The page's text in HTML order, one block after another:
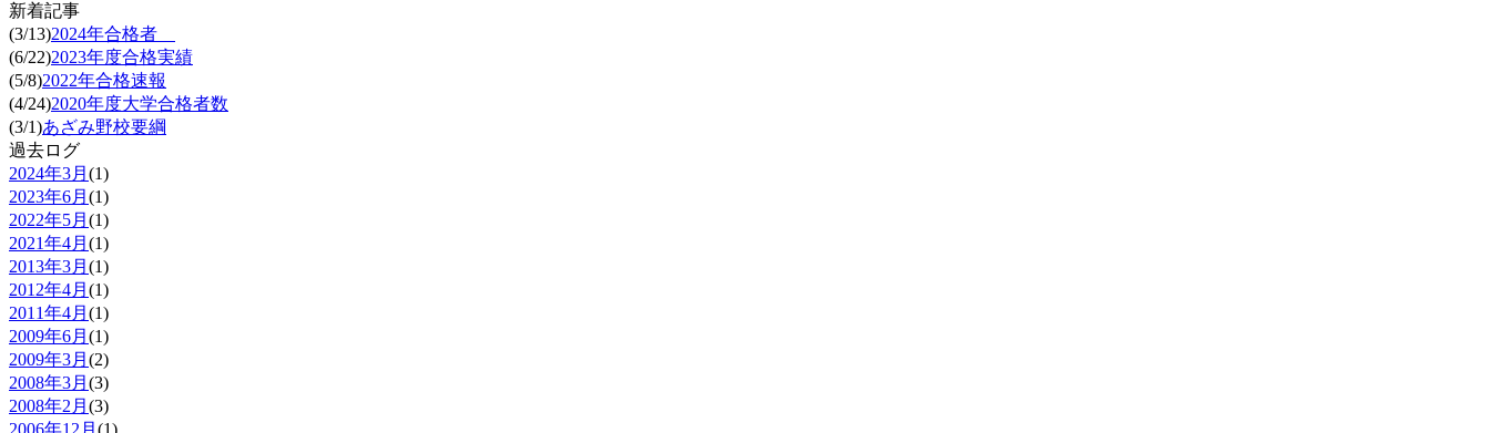
新着記事
(3/13)2024年合格者
(6/22)2023年度合格実績
(5/8)2022年合格速報
(4/24)2020年度大学合格者数
(3/1)あざみ野校要綱
過去ログ
2024年3月 (1)
2023年6月 (1)
2022年5月 (1)
2021年4月 (1)
2013年3月 (1)
2012年4月 (1)
2011年4月 (1)
2009年6月 (1)
2009年3月 (2)
2008年3月 (3)
2008年2月 (3)